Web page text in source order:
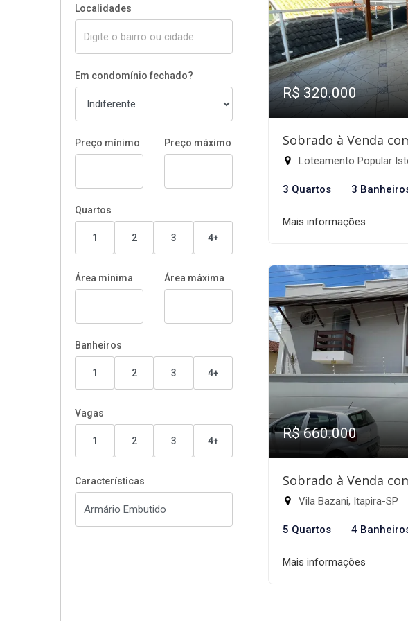
Localidades
Em condomínio fechado?
Preço mínimo Preço máximo
Quartos
1 2 3 4+
Área mínima Área máxima
Banheiros
1 2 3 4+
Vagas
1 2 3 4+
Características
R$ 320.000
Sobrado à Venda
Loteamento Popular
3 Quartos 3
Mais informações
R$ 660.000
Sobrado à Venda
Vila Bazani, Itapira-SP
5 Quartos 4
Mais informações